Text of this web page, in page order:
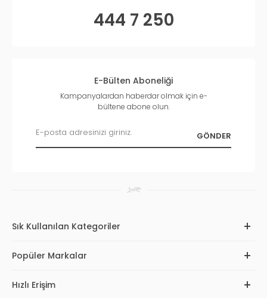
444 7 250
E-Bülten Aboneliği
Kampanyalardan haberdar olmak için e-
bültene abone olun.
Sık Kullanılan Kategoriler
Popüler Markalar
Hızlı Erişim